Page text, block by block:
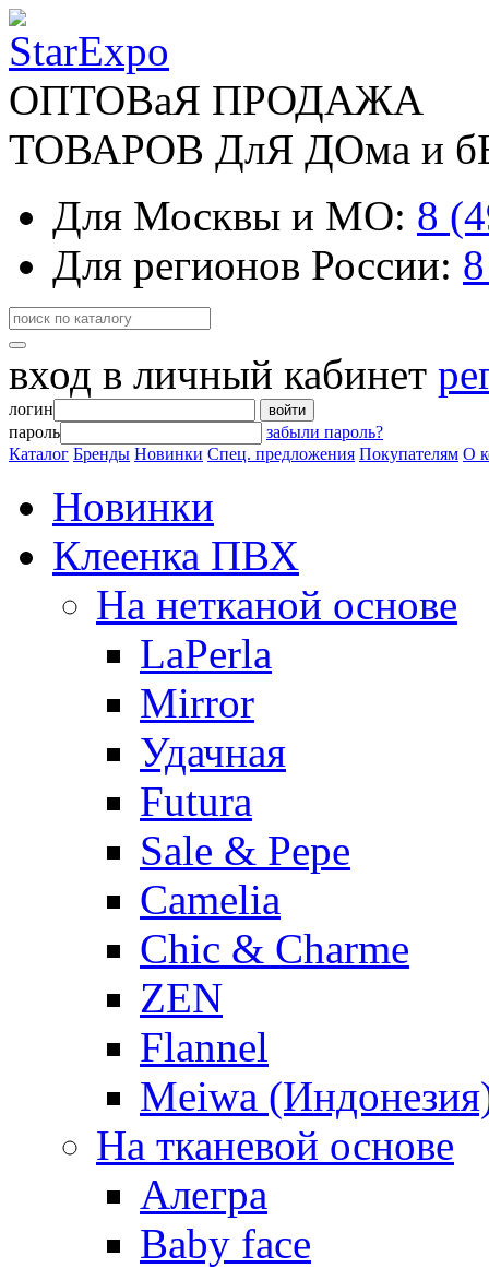
ОПТОВаЯ ПРОДАЖА
ТОВАРОВ ДлЯ ДОма и
Для Москвы и МО: 8
Для регионов России:
вход в личный кабинет
логин войти
пароль
забыли пароль?
Каталог Бренды Новинки Спец. предложения Покупателям О
Новинки
Клеенка ПВХ
На нетканой основе
LaPerla
Mirror
Удачная
Futura
Sale & Pepe
Camelia
Chic & Charme
ZEN
Flannel
Meiwa
На тканевой основе
Алегра
Baby face